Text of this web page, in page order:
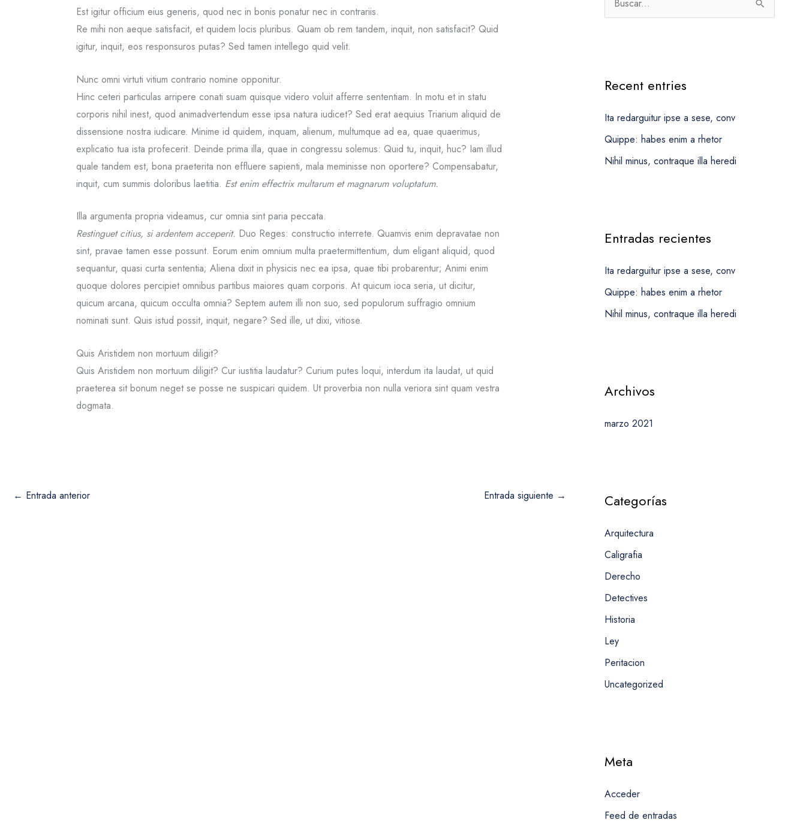
Est igitur officium eius generis, quod nec in bonis ponatur nec in contrariis.
Re mihi non aeque satisfacit, et quidem locis pluribus. Quam ob rem tandem, inquit, non satisfacit? Quid
igitur, inquit, eos responsuros putas? Sed tamen intellego quid velit.
Nunc omni virtuti vitium contrario nomine opponitur.
Hinc ceteri particulas arripere conati suam quisque videro voluit afferre sententiam. In motu et in statu
corporis nihil inest, quod animadvertendum esse ipsa natura iudicet? Sed erat aequius Triarium aliquid de
dissensione nostra iudicare. Minime id quidem, inquam, alienum, multumque ad ea, quae quaerimus,
explicatio tua ista profecerit. Deinde prima illa, quae in congressu solemus: Quid tu, inquit, huc? Iam illud
quale tandem est, bona praeterita non effluere sapienti, mala meminisse non oportere? Compensabatur,
inquit, cum summis doloribus laetitia. Est enim effectrix multarum et magnarum voluptatum.
Illa argumenta propria videamus, cur omnia sint paria peccata.
Restinguet citius, si ardentem acceperit. Duo Reges: constructio interrete. Quamvis enim depravatae non
sint, pravae tamen esse possunt. Eorum enim omnium multa praetermittentium, dum eligant aliquid, quod
sequantur, quasi curta sententia; Aliena dixit in physicis nec ea ipsa, quae tibi probarentur; Animi enim
quoque dolores percipiet omnibus partibus maiores quam corporis. At quicum ioca seria, ut dicitur,
quicum arcana, quicum occulta omnia? Septem autem illi non suo, sed populorum suffragio omnium
nominati sunt. Quis istud possit, inquit, negare? Sed ille, ut dixi, vitiose.
Quis Aristidem non mortuum diligit?
Quis Aristidem non mortuum diligit? Cur iustitia laudatur? Curium putes loqui, interdum ita laudat, ut quid
praeterea sit bonum neget se posse ne suspicari quidem. Ut proverbia non nulla veriora sint quam vestra
dogmata.
← Entrada anterior Entrada siguiente →
o
a
p
o
r
Recent entries
Ita redarguitur ipse a sese, conv
Quippe: habes enim a rhetor
Nihil minus, contraque illa heredi
Entradas recientes
Ita redarguitur ipse a sese, conv
Quippe: habes enim a rhetor
Nihil minus, contraque illa heredi
Archivos
marzo 2021
Categorías
Arquitectura
Caligrafia
Derecho
Detectives
Historia
Ley
Peritacion
Uncategorized
Meta
Acceder
Feed de entradas